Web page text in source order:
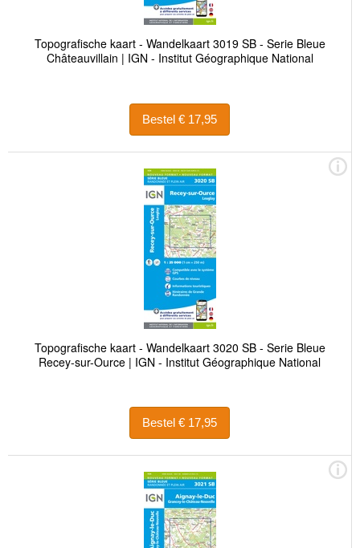
Topografische kaart - Wandelkaart 3019 SB - Serie Bleue
Châteauvillain | IGN - Institut Géographique National
Bestel € 17,95
Topografische kaart - Wandelkaart 3020 SB - Serie Bleue
Recey-sur-Ource | IGN - Institut Géographique National
Bestel € 17,95